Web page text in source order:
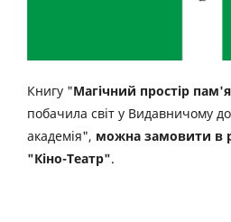
Книгу "Магічний простір
побачила світ у Видавничому
академія", можна замовити в
"Кіно-Театр".